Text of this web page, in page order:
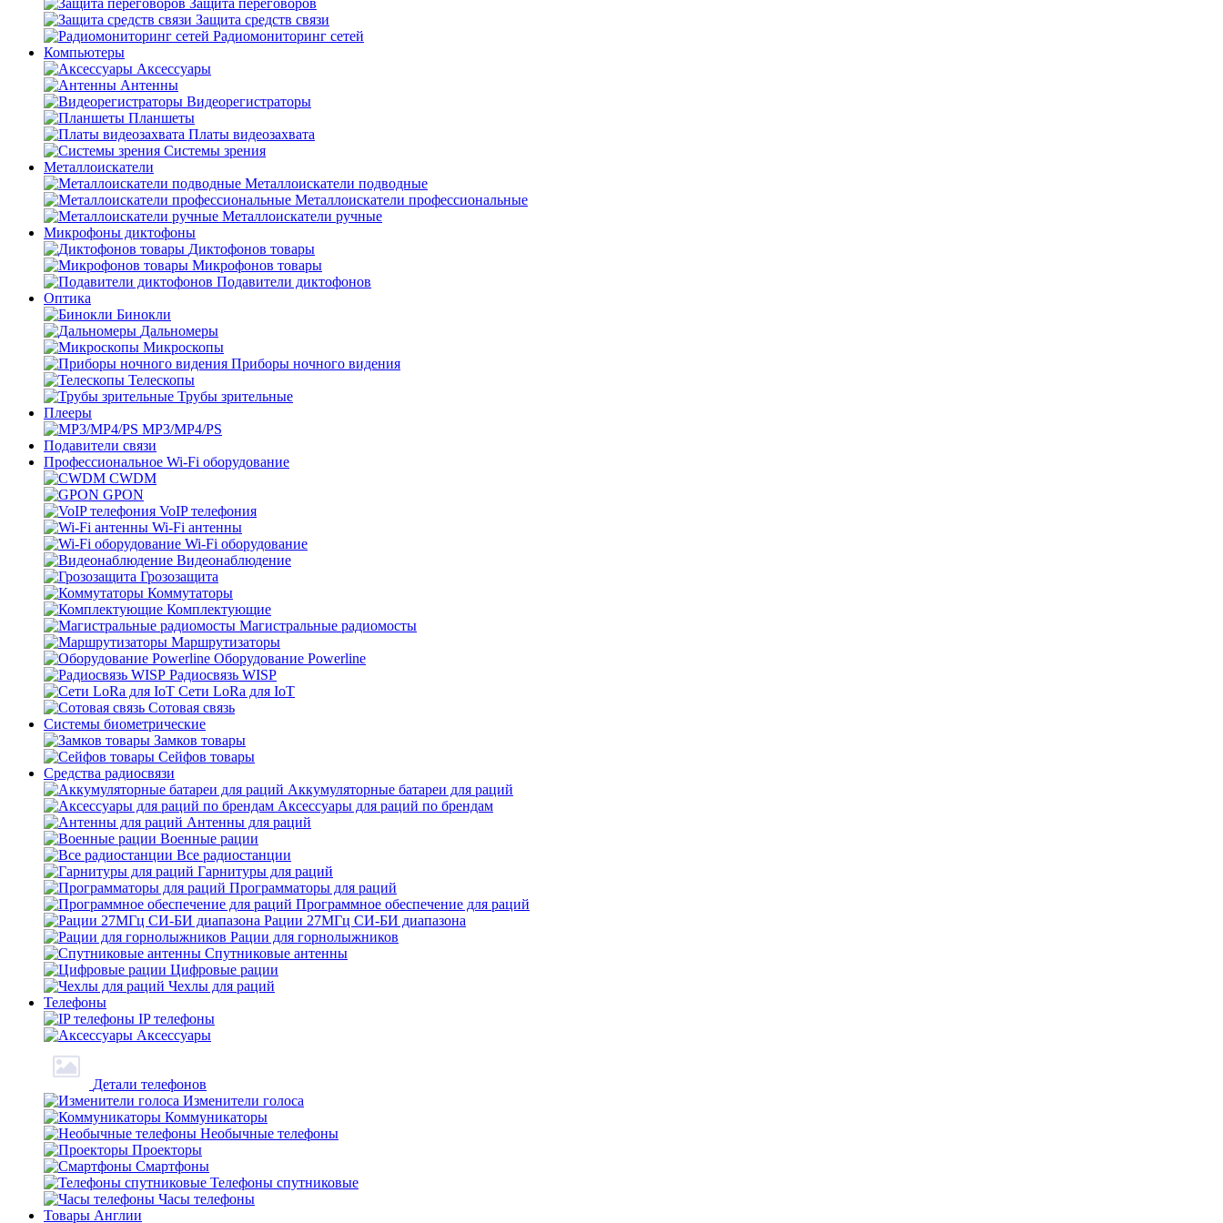
Защита переговоров
Защита средств связи
Радиомониторинг сетей
Компьютеры
Аксессуары
Антенны
Видеорегистраторы
Планшеты
Платы видеозахвата
Системы зрения
Металлоискатели
Металлоискатели подводные
Металлоискатели профессиональные
Металлоискатели ручные
Микрофоны диктофоны
Диктофонов товары
Микрофонов товары
Подавители диктофонов
Оптика
Бинокли
Дальномеры
Микроскопы
Приборы ночного видения
Телескопы
Трубы зрительные
Плееры
MP3/MP4/PS
Подавители связи
Профессиональное Wi-Fi оборудование
CWDM
GPON
VoIP телефония
Wi-Fi антенны
Wi-Fi оборудование
Видеонаблюдение
Грозозащита
Коммутаторы
Комплектующие
Магистральные радиомосты
Маршрутизаторы
Оборудование Powerline
Радиосвязь WISP
Сети LoRa для IoT
Сотовая связь
Системы биометрические
Замков товары
Сейфов товары
Средства радиосвязи
Аккумуляторные батареи для раций
Аксессуары для раций по брендам
Антенны для раций
Военные рации
Все радиостанции
Гарнитуры для раций
Программаторы для раций
Программное обеспечение для раций
Рации 27МГц СИ-БИ диапазона
Рации для горнолыжников
Спутниковые антенны
Цифровые рации
Чехлы для раций
Телефоны
IP телефоны
Аксессуары
Детали телефонов
Изменители голоса
Коммуникаторы
Необычные телефоны
Проекторы
Смартфоны
Телефоны спутниковые
Часы телефоны
Товары Англии